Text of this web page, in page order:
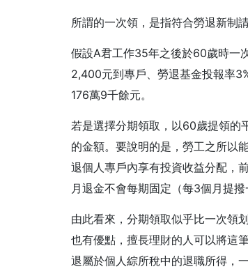
所謂的一次領，是指符合勞退新制
假設A君工作35年之後於60歲時一
2,400元到專戶、勞退基金投報率
176萬9千餘元。
若是選擇分期領取，以60歲提領的
的金額。要說明的是，勞工之所以
退個人專戶內享有投資收益分配，
月退金不會每期固定（每3個月提
由此看來，分期領取似乎比一次領
也有優點，擅長理財的人可以將這
退屬於個人綜所稅中的退職所得，